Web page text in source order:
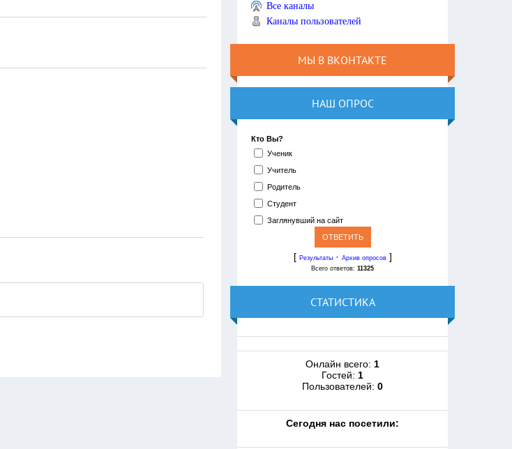
Все каналы
Каналы пользователей
МЫ В ВКОНТАКТЕ
НАШ ОПРОС
Кто Вы?
Ученик
Учитель
Родитель
Студент
Заглянувший на сайт
[ Результаты· Архив опросов]
Всего ответов:11325
СТАТИСТИКА
Онлайн всего: 1
Гостей: 1
Пользователей:0
Cегодня нас посетили: